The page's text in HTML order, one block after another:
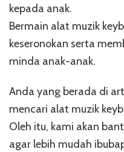
kepada anak.
Bermain alat muzik
keseronokan serta
minda anak-anak.
Anda yang berada di
mencari alat muzik
Oleh itu, kami akan
agar lebih mudah